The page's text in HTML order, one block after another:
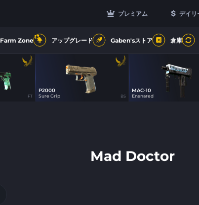
プレミアム デイリ
Farm Zone13 アップグレード Gaben'sストア 倉庫
FT
P2000
Sure Grip BS
MAC-10
Ensnared
Mad Doctor